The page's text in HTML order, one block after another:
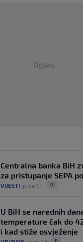
Oglas
Centralna banka BiH
za pristupanje SEPA
VIJESTI prije 1 h 0
U BiH se narednih
temperature čak do
i kad stiže osvježenje
0